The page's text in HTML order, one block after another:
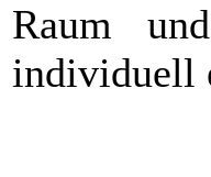
Raum
individuell